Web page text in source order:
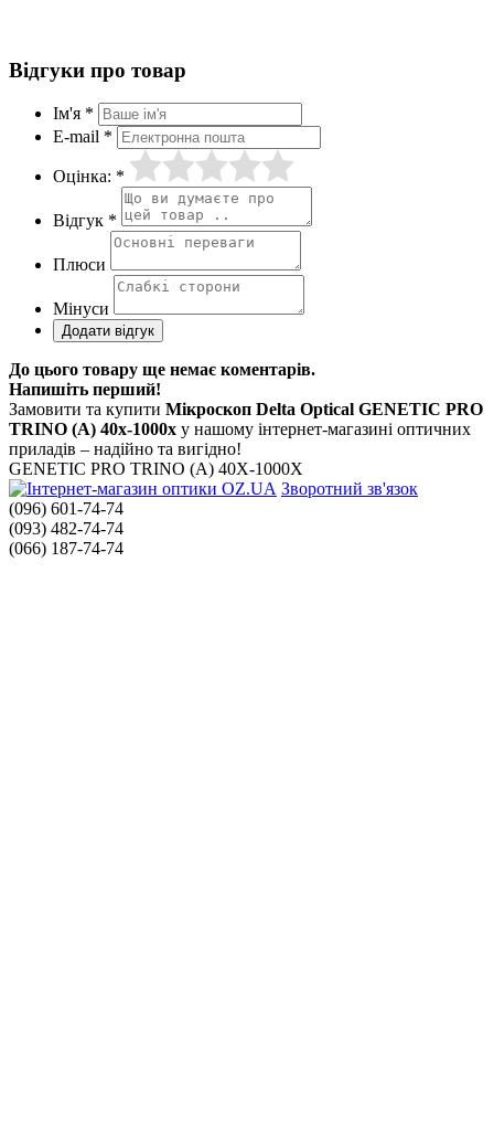
Відгуки про товар
Ім'я *
E-mail *
Оцінка: *
Відгук *
Плюси
Мінуси
До цього товару ще немає коментарів.
Напишіть перший!
Замовити та купити Мікроскоп Delta Optical GENETIC PRO
TRINO (A) 40x-1000x у нашому інтернет-магазині оптичних
приладів – надійно та вигідно!
GENETIC PRO TRINO (A) 40X-1000X
Зворотний зв'язок
(096) 601-74-74
(093) 482-74-74
(066) 187-74-74